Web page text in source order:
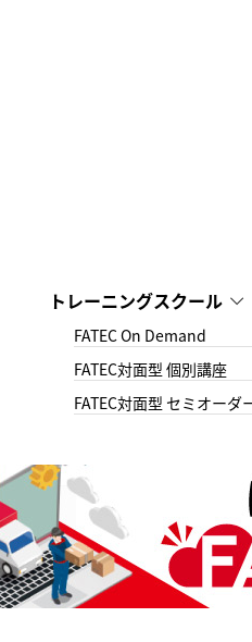
トレーニングスクール
FATEC On Demand
FATEC対面型 個別講座
FATEC対面型 セミオーダ